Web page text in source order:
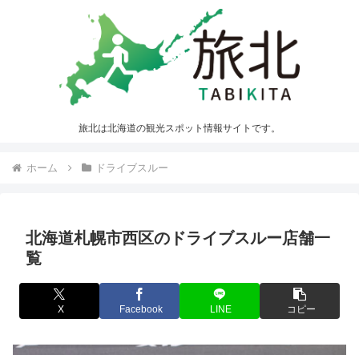
旅北は北海道の観光スポット情報サイトです。
ホーム ドライブスルー
北海道札幌市西区のドライブスルー店舗一
覧
X Facebook LINE コピー